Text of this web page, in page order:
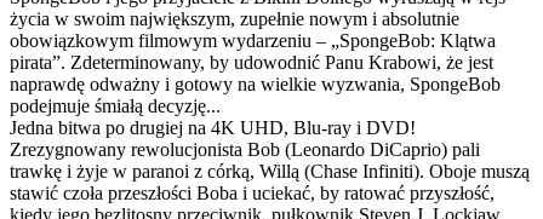
życia w swoim największym, zupełnie nowym i absolutnie
obowiązkowym filmowym wydarzeniu – „SpongeBob: Klątwa
pirata”. Zdeterminowany, by udowodnić Panu Krabowi, że jest
naprawdę odważny i gotowy na wielkie wyzwania, SpongeBob
podejmuje śmiałą decyzję...
Jedna bitwa po drugiej na 4K UHD, Blu-ray i DVD!
Zrezygnowany rewolucjonista Bob (Leonardo DiCaprio) pali
trawkę i żyje w paranoi z córką, Willą (Chase Infiniti). Oboje muszą
stawić czoła przeszłości Boba i uciekać, by ratować przyszłość,
kiedy jego bezlitosny przeciwnik, pułkownik Steven J. Lockjaw